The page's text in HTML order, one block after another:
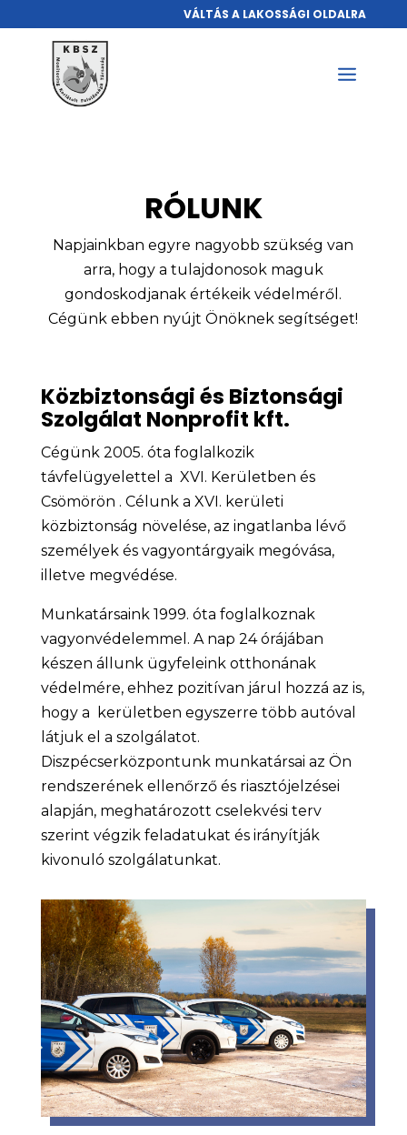
VÁLTÁS A LAKOSSÁGI OLDALRA
RÓLUNK
Napjainkban egyre nagyobb szükség van
arra, hogy a tulajdonosok maguk
gondoskodjanak értékeik védelméről.
Cégünk ebben nyújt Önöknek segítséget!
Közbiztonsági és Biztonsági
Szolgálat Nonprofit kft.
Cégünk 2005. óta foglalkozik
távfelügyelettel a XVI. Kerületben és
Csömörön . Célunk a XVI. kerületi
közbiztonság növelése, az ingatlanba lévő
személyek és vagyontárgyaik megóvása,
illetve megvédése.
Munkatársaink 1999. óta foglalkoznak
vagyonvédelemmel. A nap 24 órájában
készen állunk ügyfeleink otthonának
védelmére, ehhez pozitívan járul hozzá az is,
hogy a kerületben egyszerre több autóval
látjuk el a szolgálatot.
Diszpécserközpontunk munkatársai az Ön
rendszerének ellenőrző és riasztójelzései
alapján, meghatározott cselekvési terv
szerint végzik feladatukat és irányítják
kivonuló szolgálatunkat.